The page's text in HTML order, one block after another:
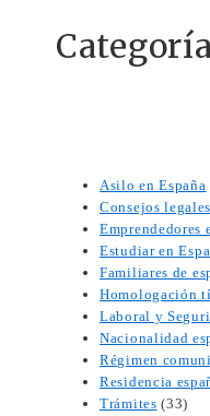
Asilo en España
Consejos
Emprendedores
Estudiar en
Familiares de
Homologación
Laboral y
Nacionalidad
Régimen
Residencia
Trámites (33)